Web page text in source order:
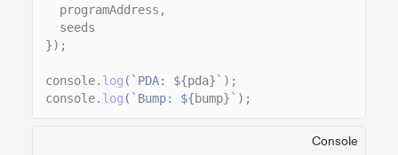
programAddress,
seeds
});
console. log ( `PDA: ${pda}` );
console. log ( `Bump: ${bump}` );
Console